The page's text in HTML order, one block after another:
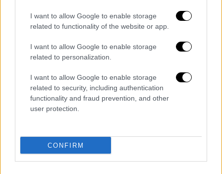
I want to allow Google to enable storage
related to functionality of the website or app.
I want to allow Google to enable storage
related to personalization.
I want to allow Google to enable storage
related to security, including authentication
functionality and fraud prevention, and other
user protection.
CONFIRM
καταχώρηση
Διαβάστε ακόμη